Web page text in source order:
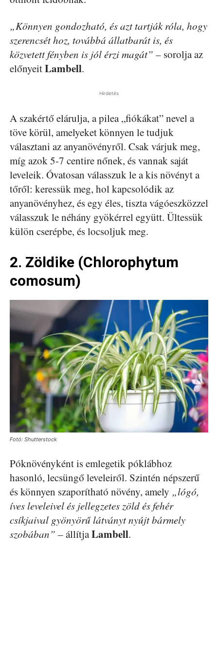
„Könnyen gondozható, és azt tartják róla, hogy
szerencsét hoz, továbbá állatbarát is, és
közvetett fényben is jól érzi magát” – sorolja az
előnyeitLambell.
Hirdetés
A szakértő elárulja, a pilea „fiókákat” nevel a
töve körül, amelyeket könnyen le tudjuk
választani az anyanövényről. Csak várjuk meg,
míg azok 5-7 centire nőnek, és vannak saját
leveleik. Óvatosan válasszuk le a kis növényt a
tőről: keressük meg, hol kapcsolódik az
anyanövényhez, és egy éles, tiszta vágóeszközzel
válasszuk le néhány gyökérrel együtt. Ültessük
külön cserépbe, és locsoljuk meg.
2. Zöldike (Chlorophytum
comosum)
Fotó: Shutterstock
Póknövényként is emlegetik póklábhoz
hasonló, lecsüngő leveleiről. Szintén népszerű
és könnyen szaporítható növény, amely „lógó,
íves leveleivel és jellegzetes zöld és fehér
csíkjaival gyönyörű látványt nyújt bármely
szobában” – állítjaLambell.